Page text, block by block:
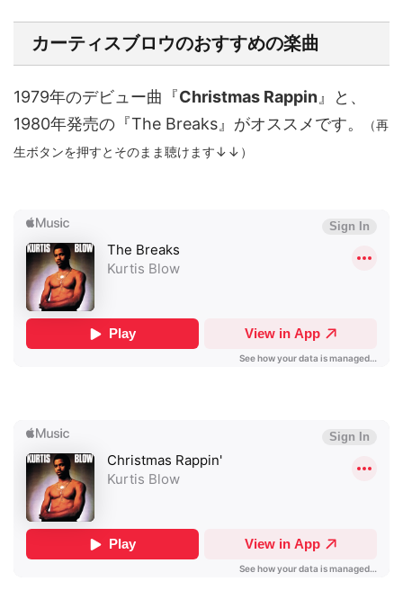
カーティスブロウのおすすめの楽曲
1979年のデビュー曲『Christmas Rappin 』と、
1980年発売の『The Breaks』がオススメです。
（再
生ボタンを押すとそのまま聴けます↓↓）